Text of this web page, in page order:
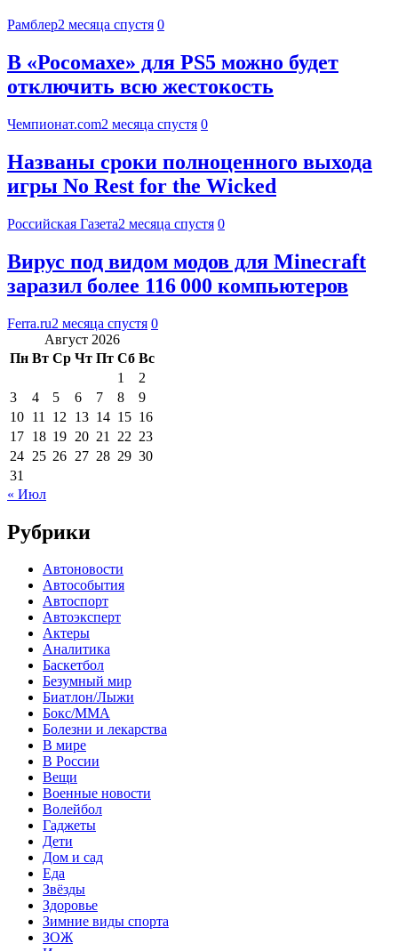
Рамблер2 месяца спустя 0
В «Росомахе» для PS5 можно будет
отключить всю жестокость
Чемпионат.com2 месяца спустя 0
Названы сроки полноценного выхода
игры No Rest for the Wicked
Российская Газета2 месяца спустя 0
Вирус под видом модов для Minecraft
заразил более 116 000 компьютеров
Ferra.ru2 месяца спустя 0
Август 2026
Пн Вт Ср Чт Пт Сб Вс
1
2
3
4 5 6 7 8
9
10 11 12 13 14 15 16
17 18 19 20 21 22 23
24 25 26 27 28 29 30
31
« Июл
Рубрики
Автоновости
Автособытия
Автоспорт
Автоэксперт
Актеры
Аналитика
Баскетбол
Безумный мир
Биатлон/Лыжи
Бокс/MMA
Болезни и лекарства
В мире
В России
Вещи
Военные новости
Волейбол
Гаджеты
Дети
Дом и сад
Еда
Звёзды
Здоровье
Зимние виды спорта
ЗОЖ